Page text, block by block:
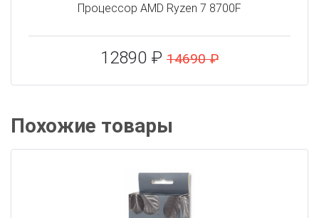
Процессор AMD Ryzen 7 8700F
12890 ₽ 14690 ₽
Похожие товары